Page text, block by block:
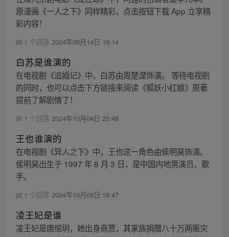
原漫画《一人之下》同样精彩，点击按钮下载 App 立享精
彩内容！
1 个回答 2024年09月14日 19:14
白苏是谁演的
在电视剧《追婚记》中，白苏由周楚濋饰演。 等待电视剧
的同时，也可以点击下方链接来阅读《狐妖小红娘》原著
提前了解剧情了！
1 个回答 2024年10月04日 23:48
王也谁演的
在电视剧《异人之下》中，王也这一角色由侯明昊饰演。
侯明昊出生于 1997 年 8 月 3 日，是中国内地男演员、歌
手。
1 个回答 2024年10月06日 18:47
凌王妃是谁
凌王妃是唐绾玥，她出身商贾，其家族捐赠八十万两赈灾